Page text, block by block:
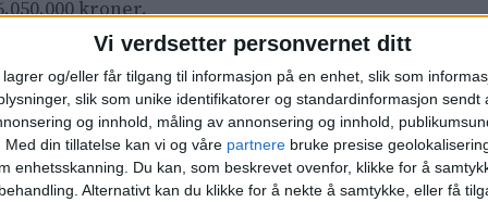
Vi verdsetter personvernet ditt
og/eller får tilgang til informasjon på en enhet, slik som
slik som unike identifikatorer og standardinformasjon sendt
og innhold, måling av annonsering og innhold,
Med din tillatelse kan vi og våre partnere bruke presise
enhetsskanning. Du kan, som beskrevet ovenfor, klikke for å
Alternativt kan du klikke for å nekte å samtykke, eller få
kroner.
i nærområdet?Du finner alle de siste salgene i
Askeladdveien 9, 23.000.000 kroner 3. Konvallveien
Almeveien 17, 20.950.000 kroner